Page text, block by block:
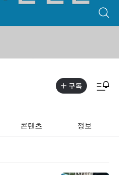
구독
콘텐츠 정보